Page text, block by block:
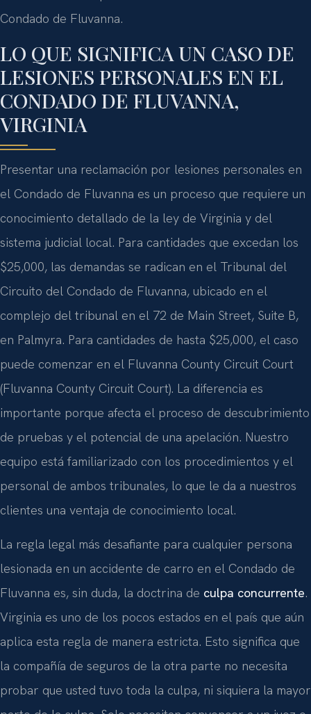
Condado de Fluvanna.
LO QUE SIGNIFICA UN CASO DE
LESIONES PERSONALES EN EL
CONDADO DE FLUVANNA,
VIRGINIA
Presentar una reclamación por lesiones personales en
el Condado de Fluvanna es un proceso que requiere un
conocimiento detallado de la ley de Virginia y del
sistema judicial local. Para cantidades que excedan los
$25,000, las demandas se radican en el Tribunal del
Circuito del Condado de Fluvanna, ubicado en el
complejo del tribunal en el 72 de Main Street, Suite B,
en Palmyra. Para cantidades de hasta $25,000, el caso
puede comenzar en el Fluvanna County Circuit Court
(Fluvanna County Circuit Court). La diferencia es
importante porque afecta el proceso de descubrimiento
de pruebas y el potencial de una apelación. Nuestro
equipo está familiarizado con los procedimientos y el
personal de ambos tribunales, lo que le da a nuestros
clientes una ventaja de conocimiento local.
La regla legal más desafiante para cualquier persona
lesionada en un accidente de carro en el Condado de
Fluvanna es, sin duda, la doctrina de culpa concurrente.
Virginia es uno de los pocos estados en el país que aún
aplica esta regla de manera estricta. Esto significa que
la compañía de seguros de la otra parte no necesita
probar que usted tuvo toda la culpa, ni siquiera la mayor